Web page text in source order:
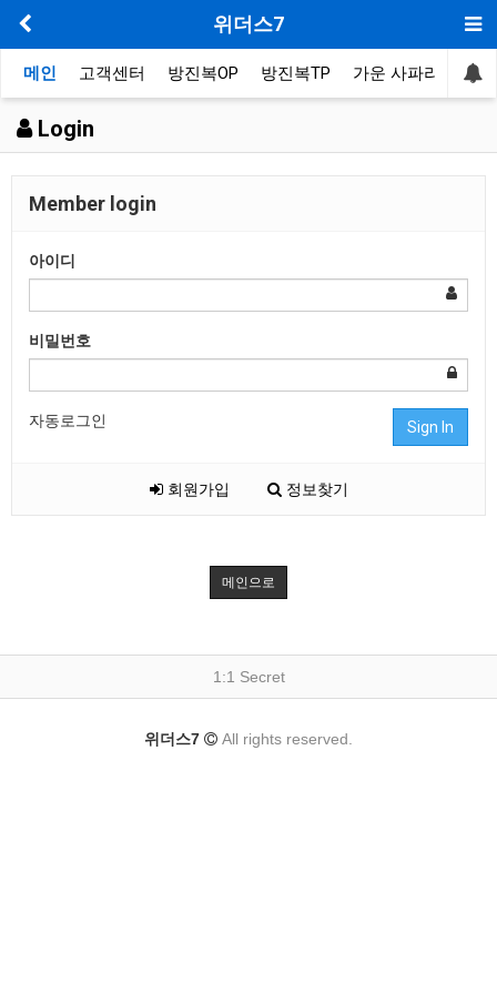
위더스7
메인 고객센터 방진복OP 방진복TP 가운 사파리 봉
Login
Member login
아이디
비밀번호
자동로그인 Sign In
회원가입 정보찾기
메인으로
1:1 Secret
위더스7 All rights reserved.